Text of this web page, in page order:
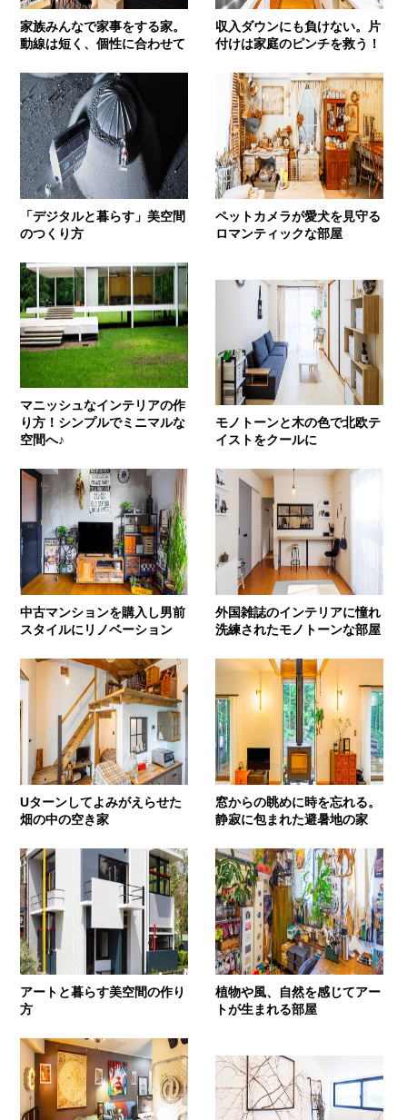
家族みんなで家事をする家。
動線は短く、個性に合わせて
収入ダウンにも負けない。片
付けは家庭のピンチを救う！
「デジタルと暮らす」美空間
のつくり方
ペットカメラが愛犬を見守る
ロマンティックな部屋
マニッシュなインテリアの作
り方！シンプルでミニマルな
空間へ♪
モノトーンと木の色で北欧テ
イストをクールに
中古マンションを購入し男前
スタイルにリノベーション
外国雑誌のインテリアに憧れ
洗練されたモノトーンな部屋
Uターンしてよみがえらせた
畑の中の空き家
窓からの眺めに時を忘れる。
静寂に包まれた避暑地の家
アートと暮らす美空間の作り
方
植物や風、自然を感じてアー
トが生まれる部屋